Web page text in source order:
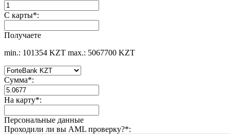
С карты*:
Получаете
min.: 101354 KZT max.: 5067700 KZT
Сумма*:
На карту*:
Персональные данные
Проходили ли вы AML проверку?*: